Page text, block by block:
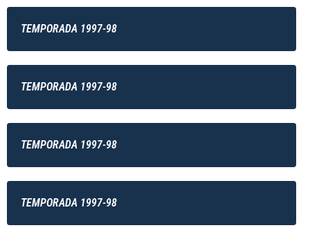
TEMPORADA 1997-98
TEMPORADA 1997-98
TEMPORADA 1997-98
TEMPORADA 1997-98